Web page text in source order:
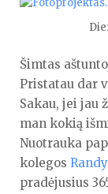
Šimtas
Pristatau dar
Sakau, jei jau
man kokią
Nuotrauka
kolegos
pradėjusius